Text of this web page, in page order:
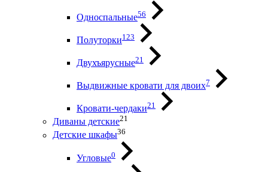
Односпальные56
Полуторки123
Двухъярусные21
Выдвижные кровати для двоих7
Кровати-чердаки21
Диваны детские21
Детские шкафы36
Угловые0